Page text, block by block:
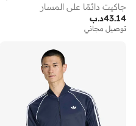
جاكيت دائمًا على المسار
د.ب43.14
توصيل مجاني